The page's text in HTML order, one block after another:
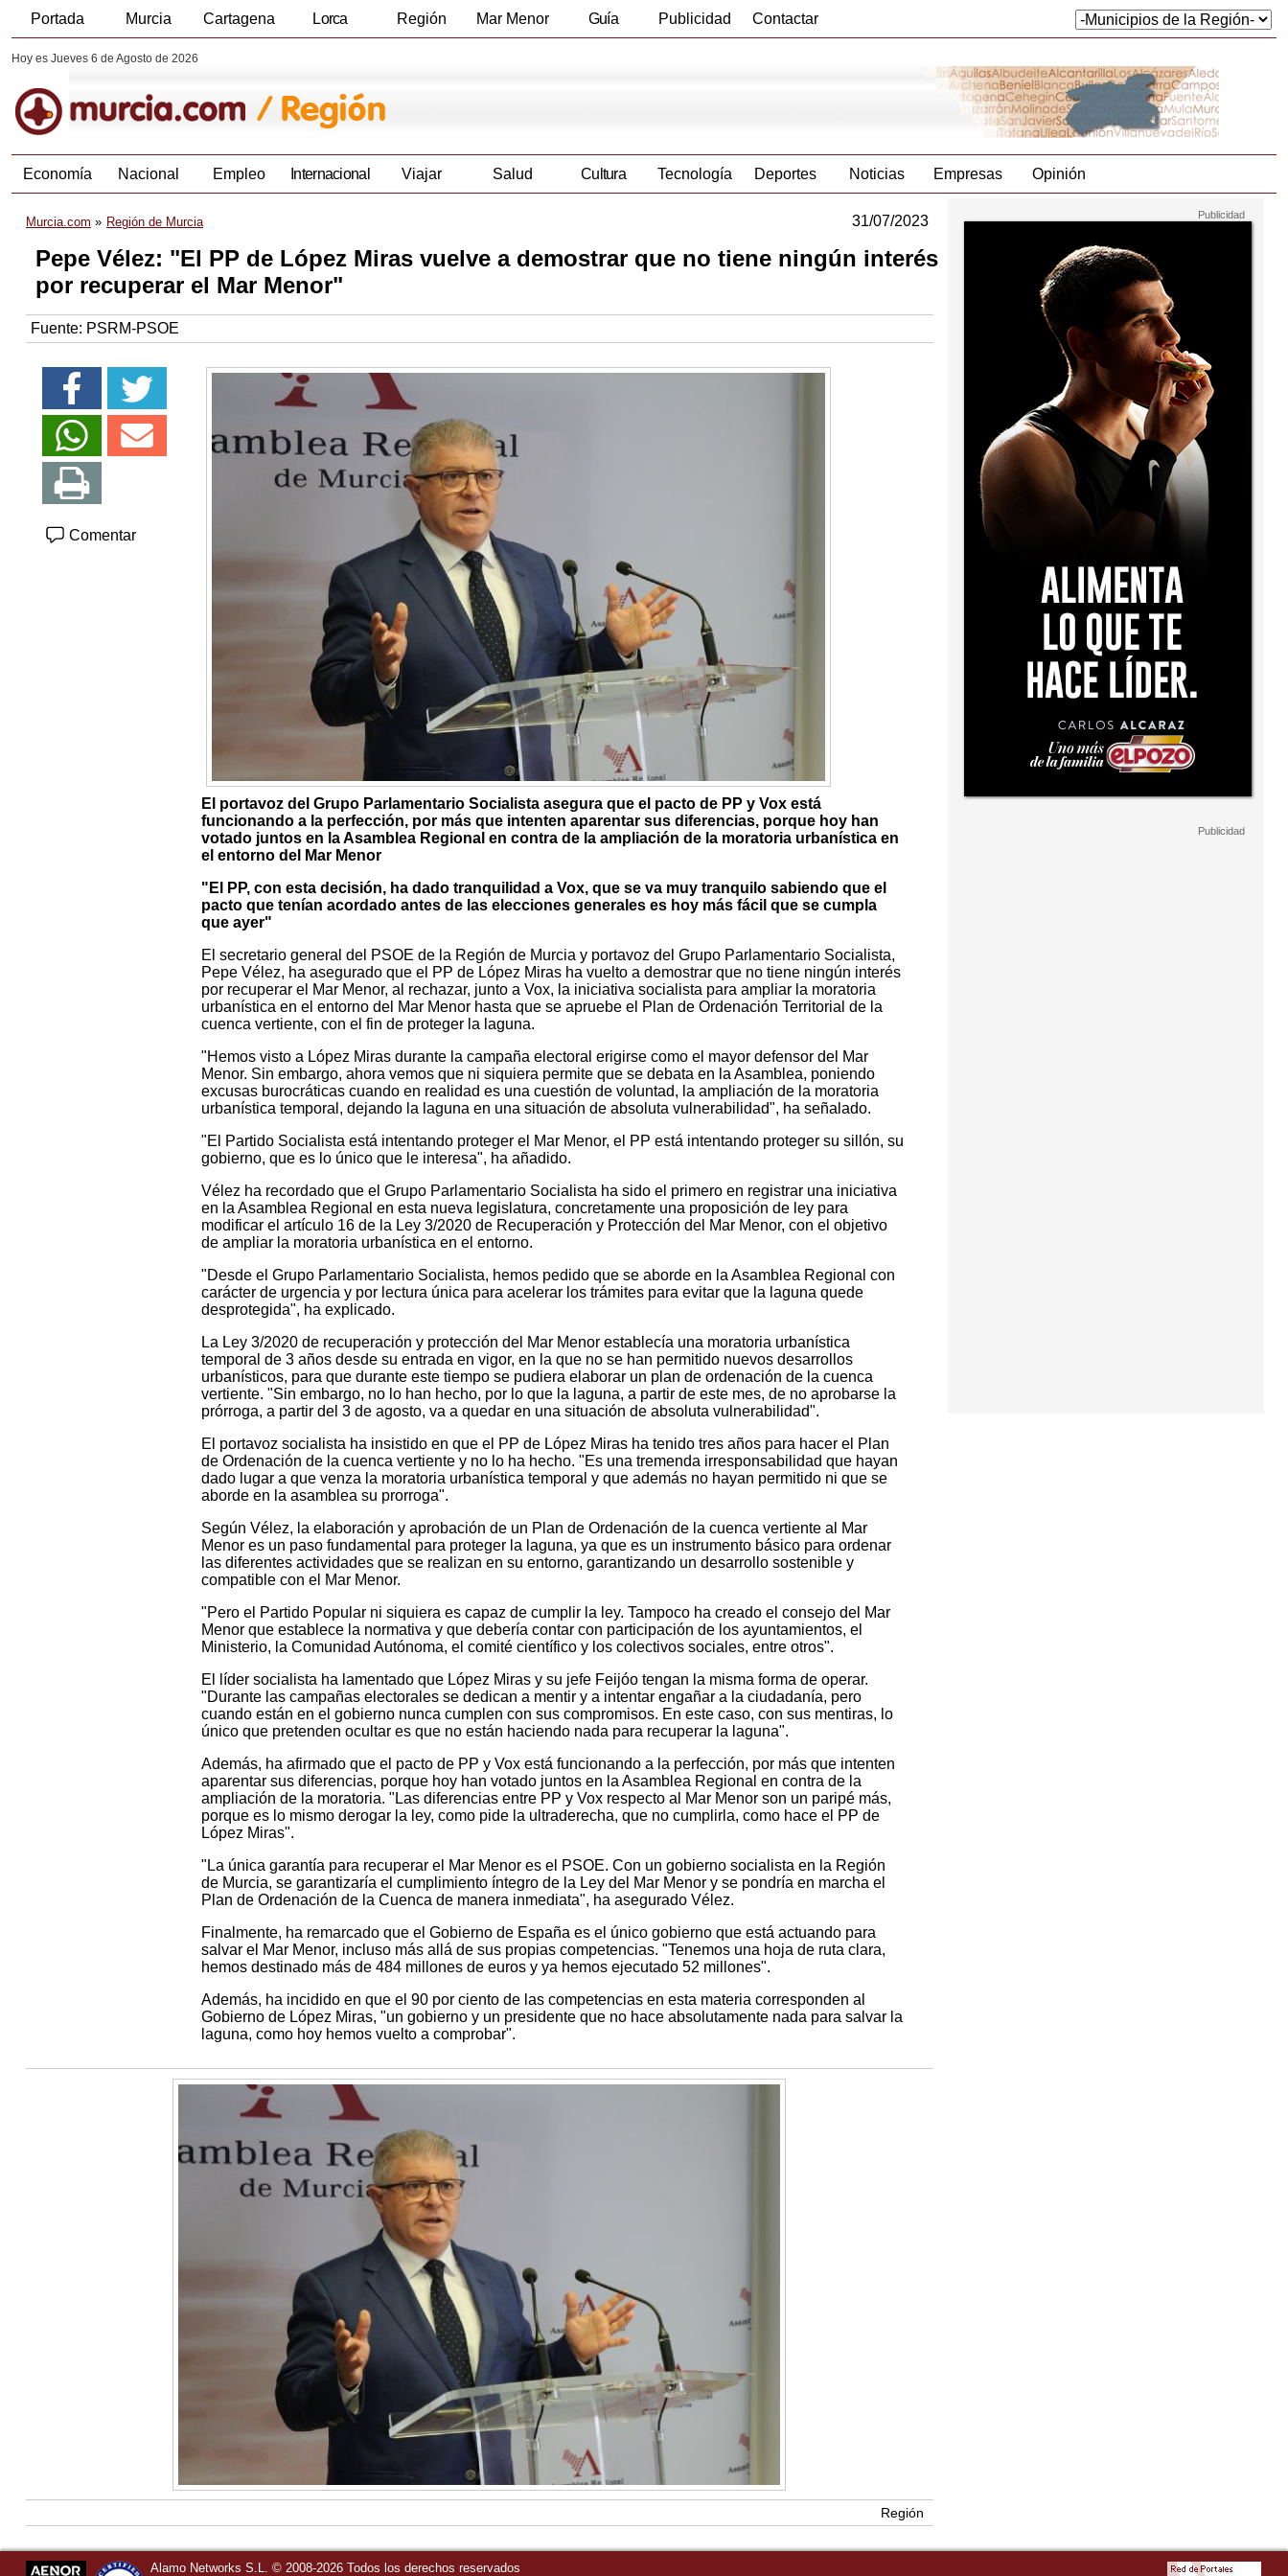
Portada Murcia Cartagena Lorca Región Mar Menor Guía Publicidad Contactar
Hoy es Jueves 6 de Agosto de 2026
Economía Nacional Empleo Internacional Viajar Salud Cultura Tecnología Deportes Noticias Empresas Opinión
Murcia.com Región de Murcia 31/07/2023
Pepe Vélez: "El PP de López Miras vuelve a demostrar que no tiene ningún interés
por recuperar el Mar Menor"
Fuente: PSRM-PSOE
Comentar
El portavoz del Grupo Parlamentario Socialista asegura que el pacto de PP y Vox está
funcionando a la perfección, por más que intenten aparentar sus diferencias, porque hoy han
votado juntos en la Asamblea Regional en contra de la ampliación de la moratoria urbanística en
el entorno del Mar Menor
"El PP, con esta decisión, ha dado tranquilidad a Vox, que se va muy tranquilo sabiendo que el
pacto que tenían acordado antes de las elecciones generales es hoy más fácil que se cumpla
que ayer"
El secretario general del PSOE de la Región de Murcia y portavoz del Grupo Parlamentario Socialista,
Pepe Vélez, ha asegurado que el PP de López Miras ha vuelto a demostrar que no tiene ningún interés
por recuperar el Mar Menor, al rechazar, junto a Vox, la iniciativa socialista para ampliar la moratoria
urbanística en el entorno del Mar Menor hasta que se apruebe el Plan de Ordenación Territorial de la
cuenca vertiente, con el fin de proteger la laguna.
"Hemos visto a López Miras durante la campaña electoral erigirse como el mayor defensor del Mar
Menor. Sin embargo, ahora vemos que ni siquiera permite que se debata en la Asamblea, poniendo
excusas burocráticas cuando en realidad es una cuestión de voluntad, la ampliación de la moratoria
urbanística temporal, dejando la laguna en una situación de absoluta vulnerabilidad", ha señalado.
"El Partido Socialista está intentando proteger el Mar Menor, el PP está intentando proteger su sillón, su
gobierno, que es lo único que le interesa", ha añadido.
Vélez ha recordado que el Grupo Parlamentario Socialista ha sido el primero en registrar una iniciativa
en la Asamblea Regional en esta nueva legislatura, concretamente una proposición de ley para
modificar el artículo 16 de la Ley 3/2020 de Recuperación y Protección del Mar Menor, con el objetivo
de ampliar la moratoria urbanística en el entorno.
"Desde el Grupo Parlamentario Socialista, hemos pedido que se aborde en la Asamblea Regional con
carácter de urgencia y por lectura única para acelerar los trámites para evitar que la laguna quede
desprotegida", ha explicado.
La Ley 3/2020 de recuperación y protección del Mar Menor establecía una moratoria urbanística
temporal de 3 años desde su entrada en vigor, en la que no se han permitido nuevos desarrollos
urbanísticos, para que durante este tiempo se pudiera elaborar un plan de ordenación de la cuenca
vertiente. "Sin embargo, no lo han hecho, por lo que la laguna, a partir de este mes, de no aprobarse la
prórroga, a partir del 3 de agosto, va a quedar en una situación de absoluta vulnerabilidad".
El portavoz socialista ha insistido en que el PP de López Miras ha tenido tres años para hacer el Plan
de Ordenación de la cuenca vertiente y no lo ha hecho. "Es una tremenda irresponsabilidad que hayan
dado lugar a que venza la moratoria urbanística temporal y que además no hayan permitido ni que se
aborde en la asamblea su prorroga".
Según Vélez, la elaboración y aprobación de un Plan de Ordenación de la cuenca vertiente al Mar
Menor es un paso fundamental para proteger la laguna, ya que es un instrumento básico para ordenar
las diferentes actividades que se realizan en su entorno, garantizando un desarrollo sostenible y
compatible con el Mar Menor.
"Pero el Partido Popular ni siquiera es capaz de cumplir la ley. Tampoco ha creado el consejo del Mar
Menor que establece la normativa y que debería contar con participación de los ayuntamientos, el
Ministerio, la Comunidad Autónoma, el comité científico y los colectivos sociales, entre otros".
El líder socialista ha lamentado que López Miras y su jefe Feijóo tengan la misma forma de operar.
"Durante las campañas electorales se dedican a mentir y a intentar engañar a la ciudadanía, pero
cuando están en el gobierno nunca cumplen con sus compromisos. En este caso, con sus mentiras, lo
único que pretenden ocultar es que no están haciendo nada para recuperar la laguna".
Además, ha afirmado que el pacto de PP y Vox está funcionando a la perfección, por más que intenten
aparentar sus diferencias, porque hoy han votado juntos en la Asamblea Regional en contra de la
ampliación de la moratoria. "Las diferencias entre PP y Vox respecto al Mar Menor son un paripé más,
porque es lo mismo derogar la ley, como pide la ultraderecha, que no cumplirla, como hace el PP de
López Miras".
"La única garantía para recuperar el Mar Menor es el PSOE. Con un gobierno socialista en la Región
de Murcia, se garantizaría el cumplimiento íntegro de la Ley del Mar Menor y se pondría en marcha el
Plan de Ordenación de la Cuenca de manera inmediata", ha asegurado Vélez.
Finalmente, ha remarcado que el Gobierno de España es el único gobierno que está actuando para
salvar el Mar Menor, incluso más allá de sus propias competencias. "Tenemos una hoja de ruta clara,
hemos destinado más de 484 millones de euros y ya hemos ejecutado 52 millones".
Además, ha incidido en que el 90 por ciento de las competencias en esta materia corresponden al
Gobierno de López Miras, "un gobierno y un presidente que no hace absolutamente nada para salvar la
laguna, como hoy hemos vuelto a comprobar".
Región
Alamo Networks S.L. © 2008-2026 Todos los derechos reservados